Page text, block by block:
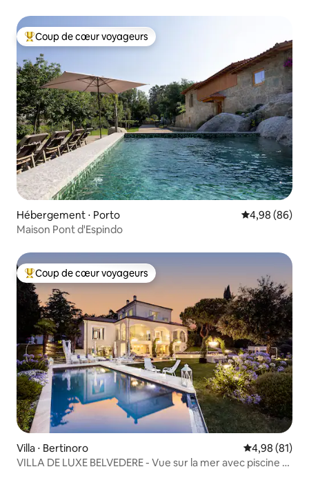
Coups de cœur voyageurs les plus appréciés
Coup de cœur voyageurs
Hébergement ⋅ Porto Évaluation
4,98 (86)
Maison Pont d'Espindo
Coups de cœur voyageurs les plus appréciés
Coup de cœur voyageurs
Villa ⋅ Bertinoro Évaluation
4,98 (81)
VILLA DE LUXE BELVEDERE - Vue sur la mer avec piscine et